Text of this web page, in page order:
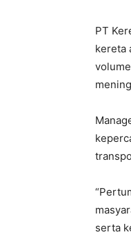
PT
kereta
serta